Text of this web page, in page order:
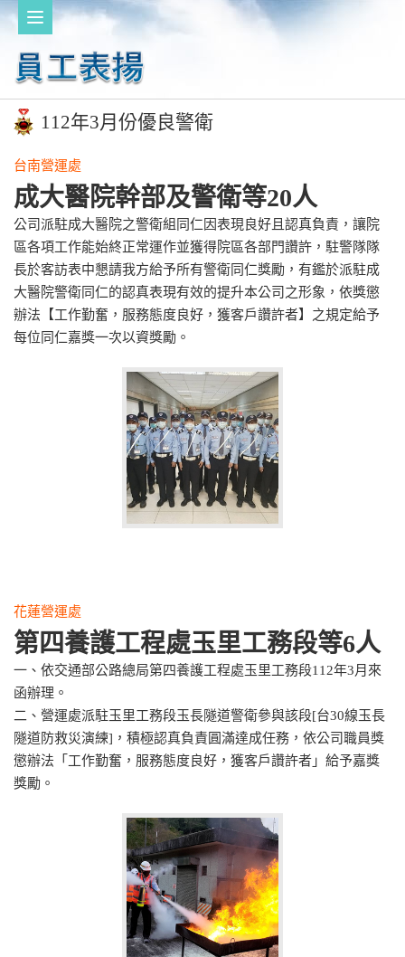
112年3月份優良警衛
台南營運處
成大醫院幹部及警衛等20人
公司派駐成大醫院之警衛組同仁因表現良好且認真負責，讓院
區各項工作能始終正常運作並獲得院區各部門讚許，駐警隊隊
長於客訪表中懇請我方給予所有警衛同仁獎勵，有鑑於派駐成
大醫院警衛同仁的認真表現有效的提升本公司之形象，依獎懲
辦法【工作勤奮，服務態度良好，獲客戶讚許者】之規定給予
每位同仁嘉獎一次以資獎勵。
花蓮營運處
第四養護工程處玉里工務段等6人
一、依交通部公路總局第四養護工程處玉里工務段112年3月來
函辦理。
二、營運處派駐玉里工務段玉長隧道警衛參與該段[台30線玉長
隧道防救災演練]，積極認真負責圓滿達成任務，依公司職員獎
懲辦法「工作勤奮，服務態度良好，獲客戶讚許者」給予嘉獎
獎勵。